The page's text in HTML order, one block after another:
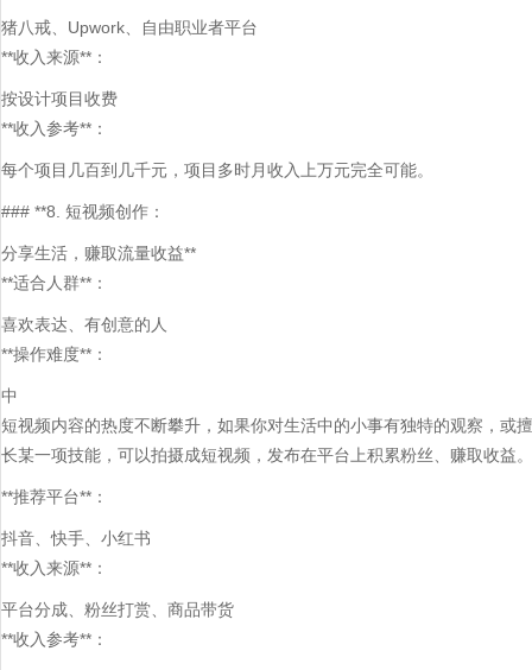
猪八戒、Upwork、自由职业者平台
**收入来源**：
按设计项目收费
**收入参考**：
每个项目几百到几千元，项目多时月收入上万元完全可能。
### **8. 短视频创作：
分享生活，赚取流量收益**
**适合人群**：
喜欢表达、有创意的人
**操作难度**：
中
短视频内容的热度不断攀升，如果你对生活中的小事有独特的观察，或擅
长某一项技能，可以拍摄成短视频，发布在平台上积累粉丝、赚取收益。
**推荐平台**：
抖音、快手、小红书
**收入来源**：
平台分成、粉丝打赏、商品带货
**收入参考**：